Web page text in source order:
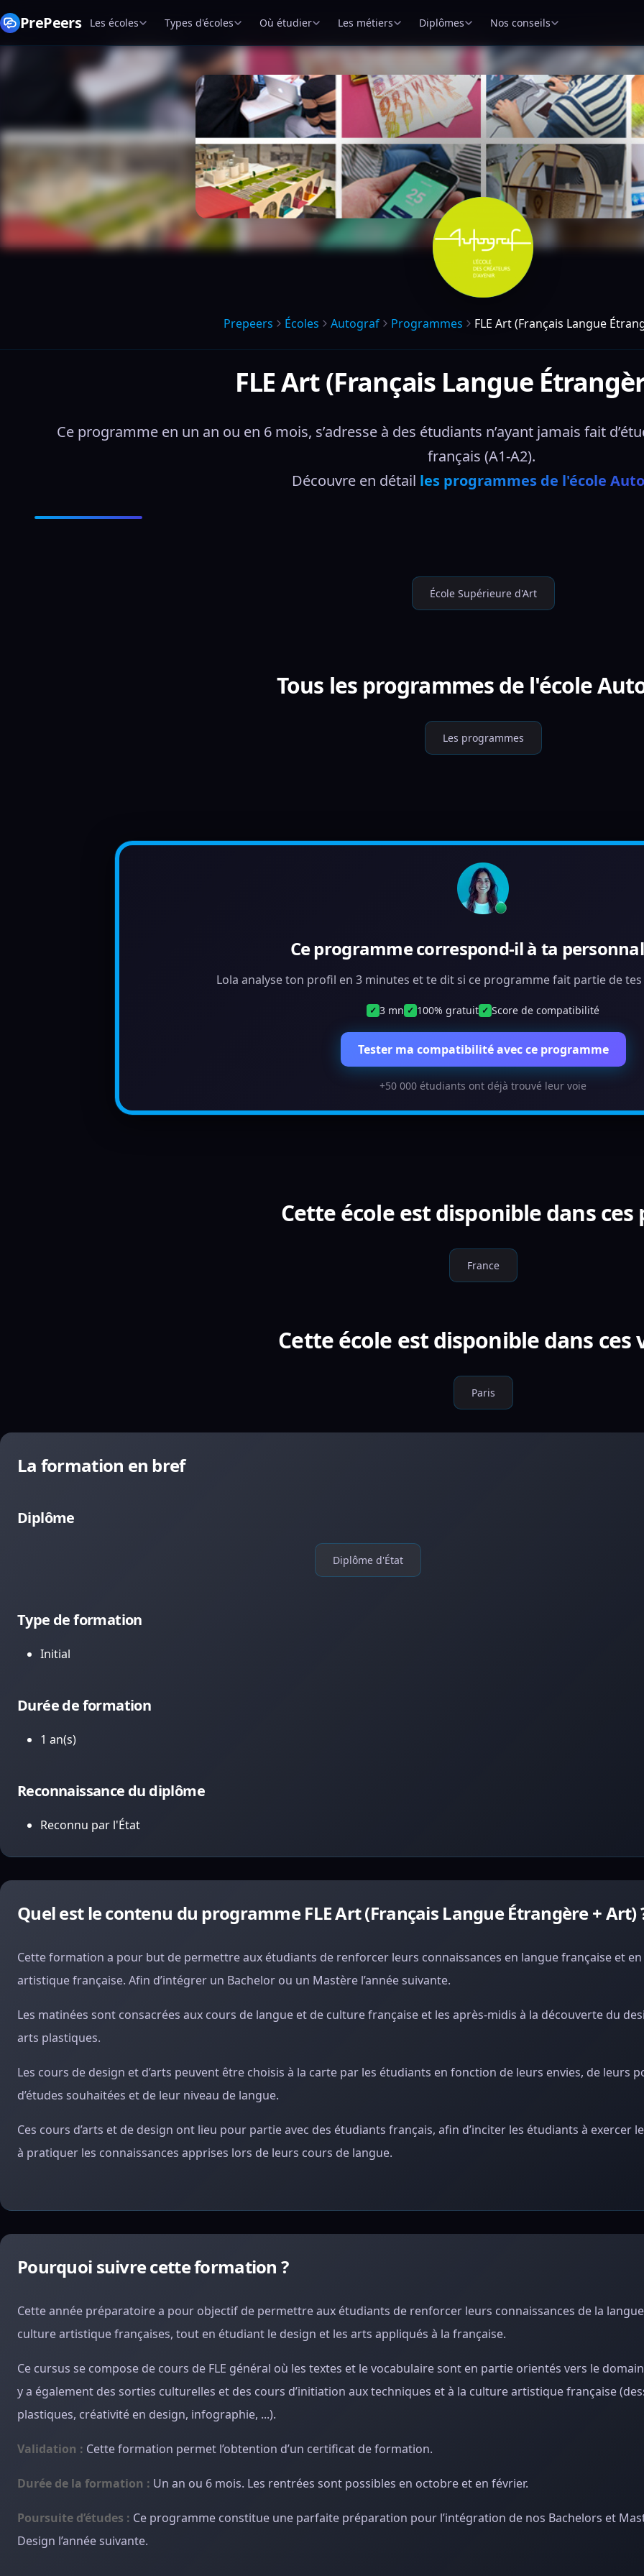
PrePeers Les écoles Types d'écoles Où étudier Les métiers Diplômes Nos conseils
Prepeers Écoles Autograf Programmes FLE Art (Français Langue
FLE Art (Français Langue
Ce programme en un an ou en 6 mois, s’adresse à des étudiants n’ayant jamais fait
français (A1-A2).
Découvre en détail les programmes de l'école
École Supérieure d'Art
Tous les programmes de l'école
Les programmes
Ce programme correspond-il à ta
Lola analyse ton profil en 3 minutes et te dit si ce programme fait partie de
✓ 3 mn ✓ 100% gratuit ✓ Score de compatibilité
Tester ma compatibilité avec ce programme
+50 000 étudiants ont déjà trouvé leur voie
Cette école est disponible dans ces
France
Cette école est disponible dans ces
Paris
La formation en bref
Diplôme
Diplôme d'État
Type de formation
Initial
Durée de formation
1 an(s)
Reconnaissance du diplôme
Reconnu par l'État
Quel est le contenu du programme FLE Art (Français Langue Étrangère + Art)
Cette formation a pour but de permettre aux étudiants de renforcer leurs connaissances en langue française et
artistique française. Afin d’intégrer un Bachelor ou un Mastère l’année suivante.
Les matinées sont consacrées aux cours de langue et de culture française et les après-midis à la découverte du
arts plastiques.
Les cours de design et d’arts peuvent être choisis à la carte par les étudiants en fonction de leurs envies, de leurs
d’études souhaitées et de leur niveau de langue.
Ces cours d’arts et de design ont lieu pour partie avec des étudiants français, afin d’inciter les étudiants à exercer
à pratiquer les connaissances apprises lors de leurs cours de langue.
Pourquoi suivre cette formation ?
Cette année préparatoire a pour objectif de permettre aux étudiants de renforcer leurs connaissances de la
culture artistique françaises, tout en étudiant le design et les arts appliqués à la française.
Ce cursus se compose de cours de FLE général où les textes et le vocabulaire sont en partie orientés vers le
y a également des sorties culturelles et des cours d’initiation aux techniques et à la culture artistique française
plastiques, créativité en design, infographie, ...).
Validation : Cette formation permet l’obtention d’un certificat de formation.
Durée de la formation : Un an ou 6 mois. Les rentrées sont possibles en octobre et en février.
Poursuite d’études : Ce programme constitue une parfaite préparation pour l’intégration de nos Bachelors et
Design l’année suivante.